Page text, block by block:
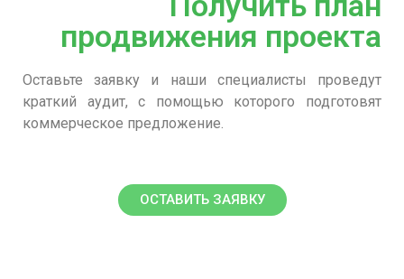
продвижения проекта
Оставьте заявку и наши специалисты проведут
краткий аудит, с помощью которого подготовят
коммерческое предложение.
ОСТАВИТЬ ЗАЯВКУ